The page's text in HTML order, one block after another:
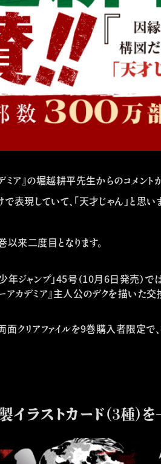
ア』の堀越耕平先生からのコメント
表現していて、「天才じゃん」と思い
以来二度目となります。
年ジャンプ」45号（10月6日発売
アカデミア』主人公のデクを描いた
面クリアファイルを9巻購入者限定
ラストカード（３種）